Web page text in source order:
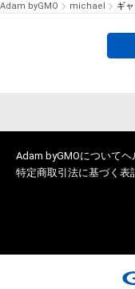
Adam byGMO michael ギ
Adam byGMOについてヘ
特定商取引法に基づく表